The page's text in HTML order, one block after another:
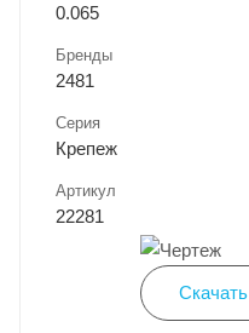
0.065
Бренды
2481
Серия
Крепеж
Артикул
22281
Скачать